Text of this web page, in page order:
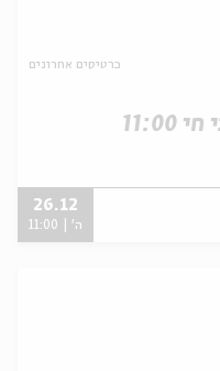
כרטיסים אחרונים
26.12
ה' | 11:00